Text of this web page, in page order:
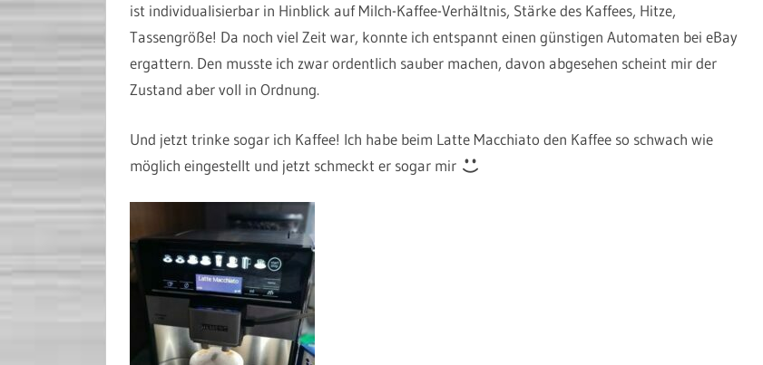
ist individualisierbar in Hinblick auf Milch-Kaffee-Verhältnis, Stärke des Kaffees, Hitze,
Tassengröße! Da noch viel Zeit war, konnte ich entspannt einen günstigen Automaten bei eBay
ergattern. Den musste ich zwar ordentlich sauber machen, davon abgesehen scheint mir der
Zustand aber voll in Ordnung.
Und jetzt trinke sogar ich Kaffee! Ich habe beim Latte Macchiato den Kaffee so schwach wie
möglich eingestellt und jetzt schmeckt er sogar mir